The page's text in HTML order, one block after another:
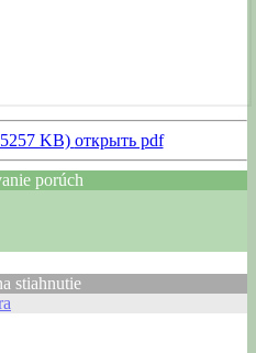
KB) открыть pdf
porúch
stiahnutie